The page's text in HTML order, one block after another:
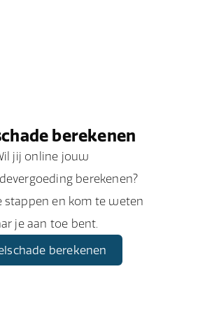
berekenen
jij online jouw
berekenen?
stappen en kom te weten
je aan toe bent.
berekenen